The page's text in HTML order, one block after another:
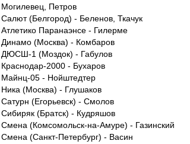
Могилевец, Петров
Салют (Белгород) - Беленов, Ткачук
Атлетико Паранаэнсе - Гилерме
Динамо (Москва) - Комбаров
ДЮСШ-1 (Моздок) - Габулов
Краснодар-2000 - Бухаров
Майнц-05 - Нойштедтер
Ника (Москва) - Глушаков
Сатурн (Егорьевск) - Смолов
Сибиряк (Братск) - Кудряшов
Смена (Комсомольск-на-Амуре) - Газинский
Смена (Санкт-Петербург) - Васин